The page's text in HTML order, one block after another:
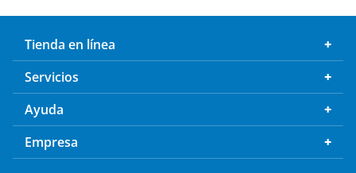
Tienda en línea
Servicios
Ayuda
Empresa